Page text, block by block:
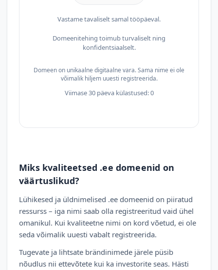
Vastame tavaliselt samal tööpäeval.
Domeenitehing toimub turvaliselt ning
konfidentsiaalselt.
Domeen on unikaalne digitaalne vara. Sama nime ei ole
võimalik hiljem uuesti registreerida.
Viimase 30 päeva külastused: 0
Miks kvaliteetsed .ee domeenid on
väärtuslikud?
Lühikesed ja üldnimelised .ee domeenid on piiratud
ressurss – iga nimi saab olla registreeritud vaid ühel
omanikul. Kui kvaliteetne nimi on kord võetud, ei ole
seda võimalik uuesti vabalt registreerida.
Tugevate ja lihtsate brändinimede järele püsib
nõudlus nii ettevõtete kui ka investorite seas. Hästi